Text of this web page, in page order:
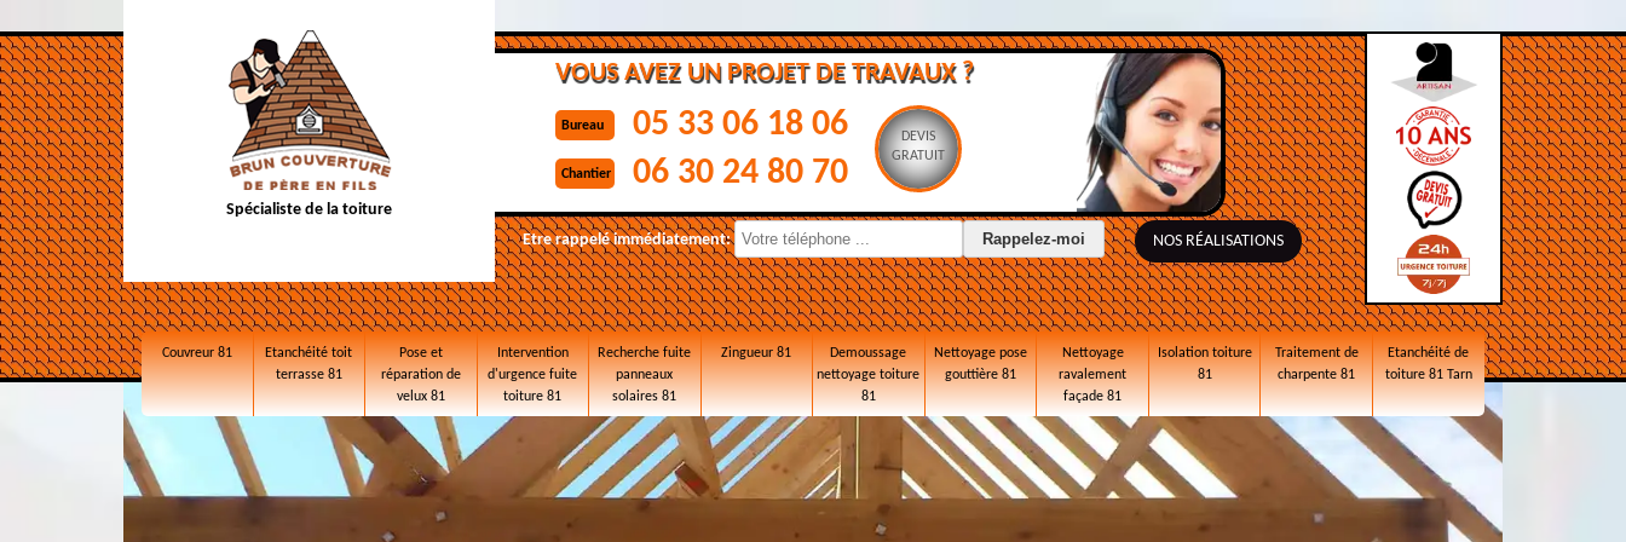
Spécialiste de la toiture
VOUS AVEZ UN PROJET DE TRAVAUX ?
Bureau 05 33 06 18 06
Chantier 06 30 24 80 70
DEVIS
GRATUIT
Etre rappelé immédiatement: NOS RÉALISATIONS
Couvreur 81
Etanchéité toit
terrasse 81
Pose et
réparation de
velux 81
Intervention
d'urgence fuite
toiture 81
Recherche fuite
panneaux
solaires 81
Zingueur 81
Demoussage
nettoyage toiture
81
Nettoyage pose
gouttière 81
Nettoyage
ravalement
façade 81
Isolation toiture
81
Traitement de
charpente 81
Etanchéité de
toiture 81 Tarn